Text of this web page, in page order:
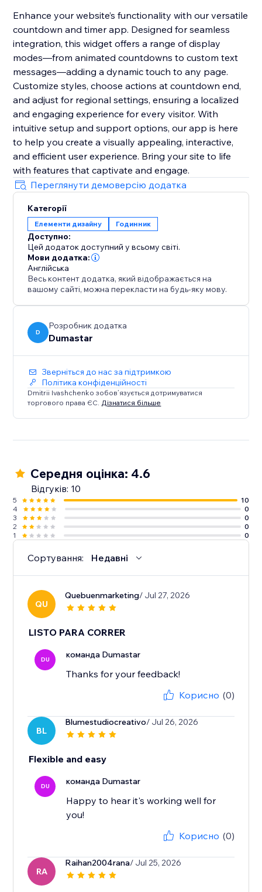
Enhance your website’s functionality with our versatile
countdown and timer app. Designed for seamless
integration, this widget offers a range of display
modes—from animated countdowns to custom text
messages—adding a dynamic touch to any page.
Customize styles, choose actions at countdown end,
and adjust for regional settings, ensuring a localized
and engaging experience for every visitor. With
intuitive setup and support options, our app is here
to help you create a visually appealing, interactive,
and efficient user experience. Bring your site to life
with features that captivate and engage.
Переглянути демоверсію додатка
Категорії
Елементи дизайну Годинник
Доступно:
Цей додаток доступний у всьому світі.
Мови додатка:
Англійська
Весь контент додатка, який відображається на
вашому сайті, можна перекласти на будь-яку мову.
D
Розробник додатка
Dumastar
Зверніться до нас за підтримкою
Політика конфіденційності
Dmitrii Ivashchenko зобов’язується дотримуватися
торгового права ЄС. Дізнатися більше
Середня оцінка: 4.6
Відгуків: 10
5
10
4
0
3
0
2
0
1
0
Сортування: Недавні
QU
Quebuenmarketing/ Jul 27, 2026
LISTO PARA CORRER
DU команда Dumastar
Thanks for your feedback!
Корисно (0)
BL
Blumestudiocreativo/ Jul 26, 2026
Flexible and easy
DU команда Dumastar
Happy to hear it's working well for
you!
Корисно (0)
RA
Raihan2004rana/ Jul 25, 2026